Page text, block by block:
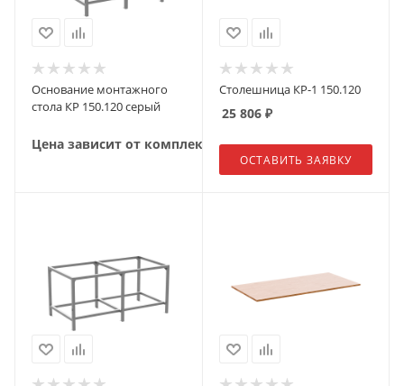
Основание монтажного
стола КР 150.120 серый
Цена зависит от комплектации
Столешница КР-1 150.120
25 806₽
ОСТАВИТЬ ЗАЯВКУ